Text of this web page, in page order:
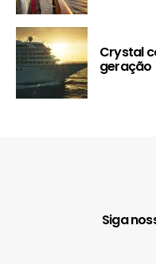
Crystal
geração
Siga